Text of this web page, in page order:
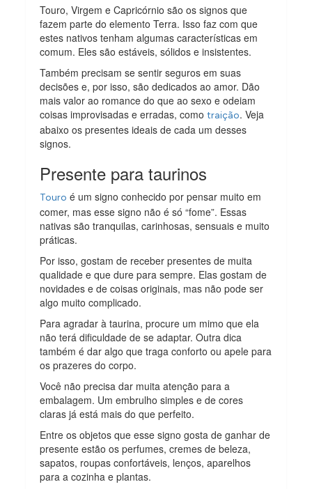
Touro, Virgem e Capricórnio são os signos que
fazem parte do elemento Terra. Isso faz com que
estes nativos tenham algumas características em
comum. Eles são estáveis, sólidos e insistentes.
Também precisam se sentir seguros em suas
decisões e, por isso, são dedicados ao amor. Dão
mais valor ao romance do que ao sexo e odeiam
coisas improvisadas e erradas, comotraição. Veja
abaixo os presentes ideais de cada um desses
signos.
Presente para taurinos
Touro é um signo conhecido por pensar muito em
comer, mas esse signo não é só “fome”. Essas
nativas são tranquilas, carinhosas, sensuais e muito
práticas.
Por isso, gostam de receber presentes de muita
qualidade e que dure para sempre. Elas gostam de
novidades e de coisas originais, mas não pode ser
algo muito complicado.
Para agradar à taurina, procure um mimo que ela
não terá dificuldade de se adaptar. Outra dica
também é dar algo que traga conforto ou apele para
os prazeres do corpo.
Você não precisa dar muita atenção para a
embalagem. Um embrulho simples e de cores
claras já está mais do que perfeito.
Entre os objetos que esse signo gosta de ganhar de
presente estão os perfumes, cremes de beleza,
sapatos, roupas confortáveis, lenços, aparelhos
para a cozinha e plantas.